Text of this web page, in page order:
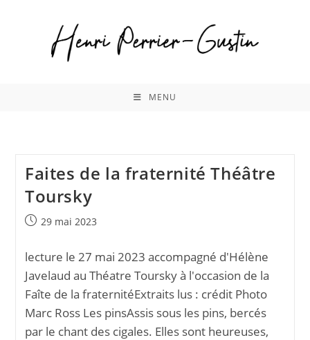
MENU
Faites de la fraternité Théâtre
Toursky
Publication
29 mai 2023
lecture le 27 mai 2023 accompagné d'Hélène
Javelaud au Théatre Toursky à l'occasion de la
Faîte de la fraternitéExtraits lus : crédit Photo
Marc Ross Les pinsAssis sous les pins, bercés
par le chant des cigales. Elles sont heureuses,